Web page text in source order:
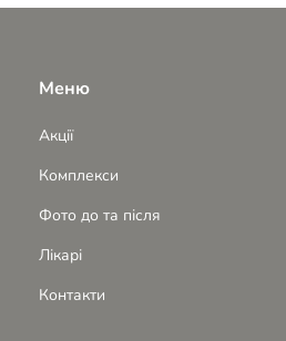
Меню
Акції
Комплекси
Фото до та після
Лікарі
Контакти